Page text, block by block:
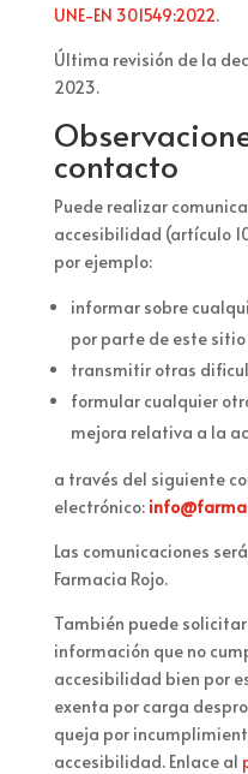
UNE-EN 301549:2022.
Última revisión de la
2023.
contacto
Puede realizar
accesibilidad (artículo
por ejemplo:
informar sobre
por parte de este sitio
transmitir otras
formular cualquier
mejora relativa a la
a través del siguiente
electrónico:
Las comunicaciones
Farmacia Rojo.
También puede
información que no
accesibilidad bien por
exenta por carga
queja por
accesibilidad. Enlace al